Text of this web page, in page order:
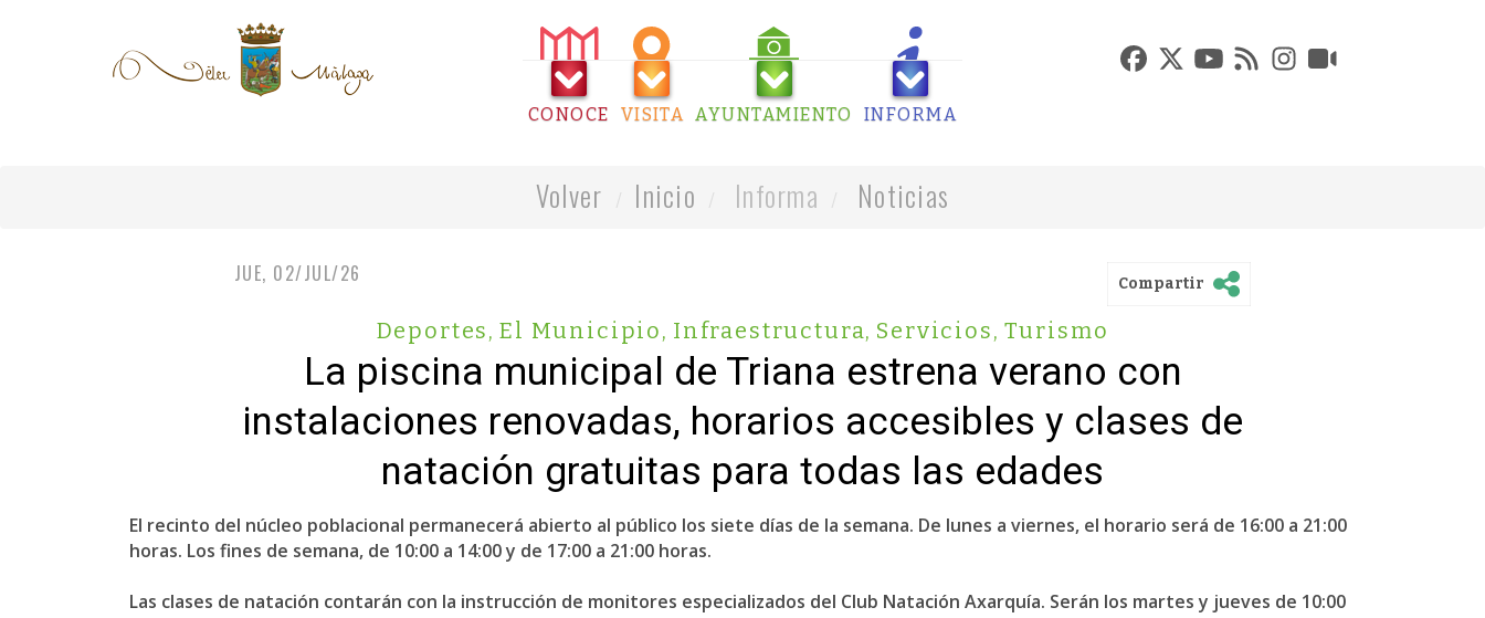
CONOCE VISITA AYUNTAMIENTO INFORMA
Volver Inicio Informa Noticias
JUE, 02/JUL/26 Compartir
Deportes, El Municipio, Infraestructura, Servicios, Turismo
La piscina municipal de Triana estrena verano con
instalaciones renovadas, horarios accesibles y clases de
natación gratuitas para todas las edades
El recinto del núcleo poblacional permanecerá abierto al público los siete días de la semana. De lunes a viernes, el horario será de 16:00 a 21:00
horas. Los fines de semana, de 10:00 a 14:00 y de 17:00 a 21:00 horas.
Las clases de natación contarán con la instrucción de monitores especializados del Club Natación Axarquía. Serán los martes y jueves de 10:00